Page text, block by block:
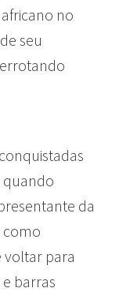
no
seu
quando
da
como
voltar para
barras